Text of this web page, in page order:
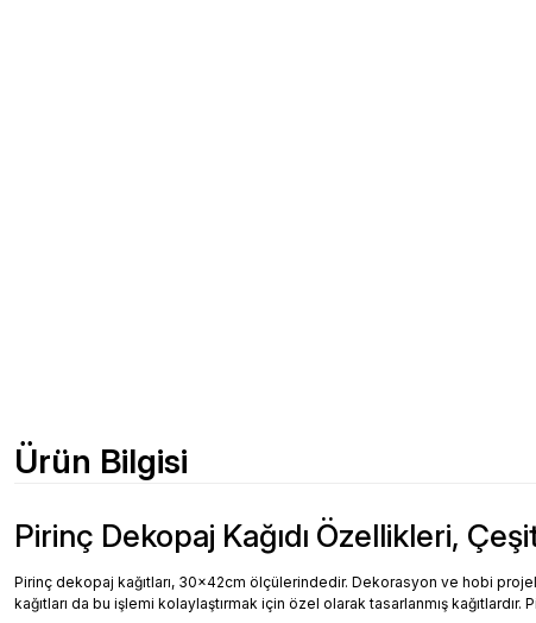
Ürün Bilgisi
Pirinç Dekopaj Kağıdı Özellikleri,
Pirinç dekopaj kağıtları, 30x42cm ölçülerindedir. Dekorasyon ve hobi
kağıtları da bu işlemi kolaylaştırmak için özel olarak tasarlanmış